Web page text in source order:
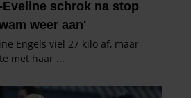
adverteren en analyse. Deze
gegevens combineren met andere
heeft verstrekt of die ze hebben
uw gebruik van hun services. U